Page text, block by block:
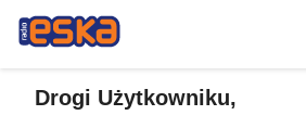
Drogi Użytkowniku,